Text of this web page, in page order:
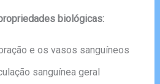
biológicas:
e os vasos sanguíneos
sanguínea geral